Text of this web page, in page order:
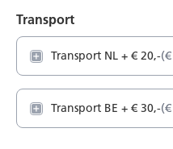
Transport
Transport NL + € 20,-
Transport BE + € 30,-
gallerij